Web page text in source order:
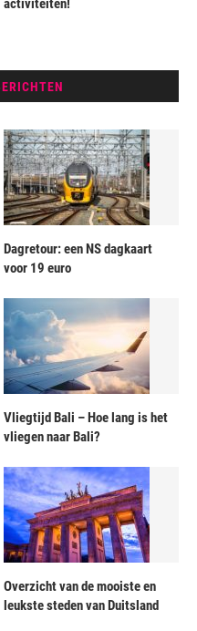
activiteiten!
Dagretour: een NS dagkaart
voor 19 euro
Vliegtijd Bali – Hoe lang is het
vliegen naar Bali?
Overzicht van de mooiste en
leukste steden van Duitsland